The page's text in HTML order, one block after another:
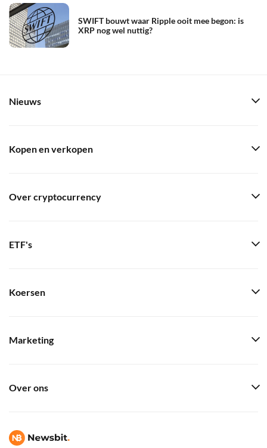
SWIFT bouwt waar Ripple ooit mee begon: is
XRP nog wel nuttig?
Nieuws
Kopen en verkopen
Over cryptocurrency
ETF's
Koersen
Marketing
Over ons